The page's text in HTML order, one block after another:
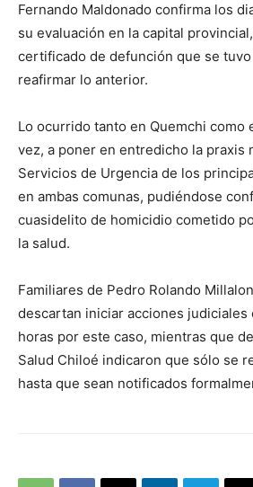
Fernando Maldonado confirma los
su evaluación en la capital
certificado de defunción que se
reafirmar lo anterior.
Lo ocurrido tanto en Quemchi como
vez, a poner en entredicho la praxis
Servicios de Urgencia de los
en ambas comunas, pudiéndose
cuasidelito de homicidio cometido
la salud.
Familiares de Pedro Rolando
descartan iniciar acciones judiciales
horas por este caso, mientras que
Salud Chiloé indicaron que sólo se
hasta que sean notificados